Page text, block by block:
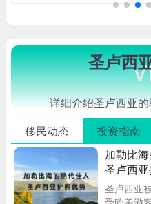
圣卢西
详细介绍圣卢西亚
移民动态
投资指南
加勒比
圣卢西
圣卢西亚